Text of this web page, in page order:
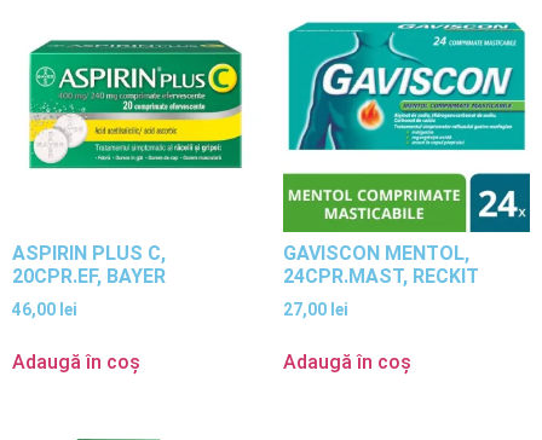
ASPIRIN PLUS C,
20CPR.EF, BAYER
46,00 lei
Adaugă în coș
GAVISCON MENTOL,
24CPR.MAST, RECKIT
27,00 lei
Adaugă în coș